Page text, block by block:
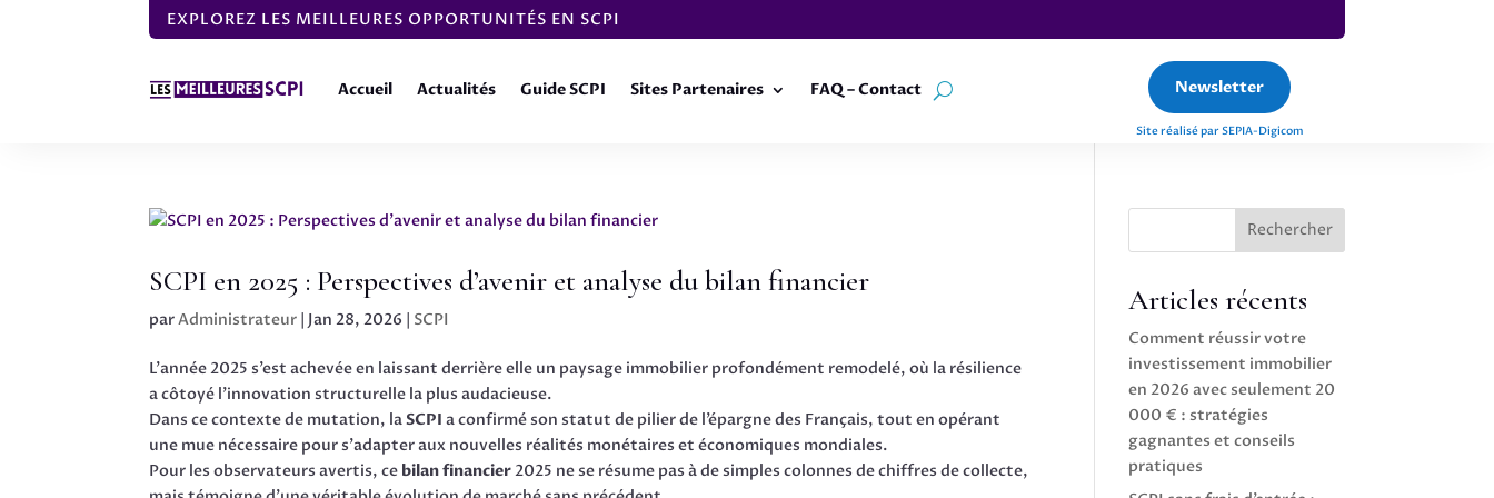
EXPLOREZ LES MEILLEURES OPPORTUNITÉS EN SCPI
Accueil Actualités Guide SCPI Sites Partenaires FAQ – Contact Newsletter
Site réalisé par SEPIA-Digicom
SCPI en 2025 : Perspectives d’avenir et analyse du bilan financier
parAdministrateur | Jan 28, 2026 | SCPI
L’année 2025 s’est achevée en laissant derrière elle un paysage immobilier profondément remodelé, où la résilience
a côtoyé l’innovation structurelle la plus audacieuse.
Dans ce contexte de mutation, laSCPI a confirmé son statut de pilier de l’épargne des Français, tout en opérant
une mue nécessaire pour s’adapter aux nouvelles réalités monétaires et économiques mondiales.
Pour les observateurs avertis, ce bilan financier2025 ne se résume pas à de simples colonnes de chiffres de collecte,
Rechercher
Articles récents
Comment réussir votre
investissement immobilier
en 2026 avec seulement 20
000 € : stratégies
gagnantes et conseils
pratiques